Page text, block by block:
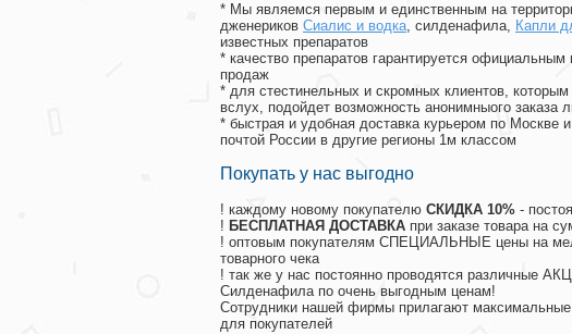
* Мы являемся первым и единственным на
дженериков Сиалис и водка, силденафила, Капли
известных препаратов
* качество препаратов гарантируется
продаж
* для стестинельных и скромных клиентов,
вслух, подойдет возможность анонимныого заказа
* быстрая и удобная доставка курьером по Москве
почтой России в другие регионы 1м классом
Покупать у нас выгодно
! каждому новому покупателю СКИДКА 10% -
! БЕСПЛАТНАЯ ДОСТАВКА при заказе товара на
! оптовым покупателям СПЕЦИАЛЬНЫЕ цены на
товарного чека
! так же у нас постоянно проводятся различные
Силденафила по очень выгодным ценам!
Cотрудники нашей фирмы прилагают
для покупателей